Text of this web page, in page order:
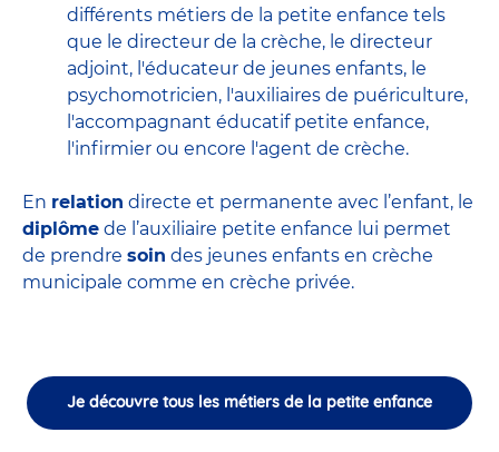
différents métiers de la petite enfance tels
que le directeur de la crèche, le directeur
adjoint, l'éducateur de jeunes enfants, le
psychomotricien, l'auxiliaires de puériculture,
l'accompagnant éducatif petite enfance,
l'infirmier ou encore l'agent de crèche.
En relation directe et permanente avec l’enfant, le
diplôme de l’auxiliaire petite enfance lui permet
de prendre soin des jeunes enfants en crèche
municipale comme en crèche privée.
Je découvre tous les métiers de la petite enfance